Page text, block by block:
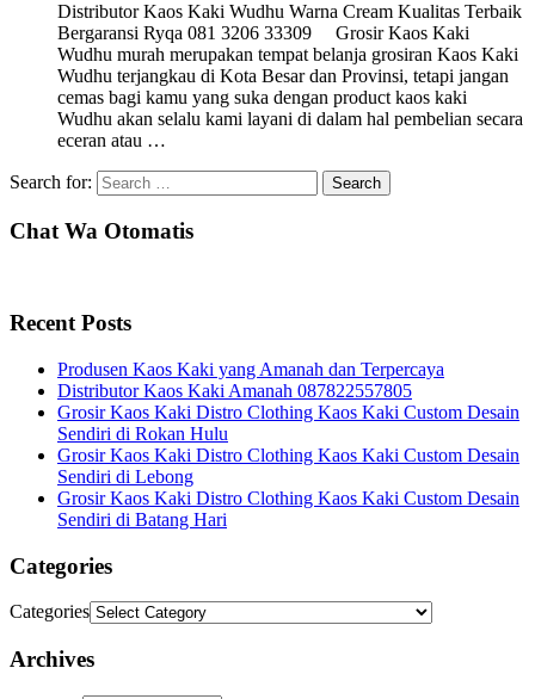
Distributor Kaos Kaki Wudhu Warna Cream Kualitas Terbaik
Bergaransi Ryqa 081 3206 33309 Grosir Kaos Kaki
Wudhu murah merupakan tempat belanja grosiran Kaos Kaki
Wudhu terjangkau di Kota Besar dan Provinsi, tetapi jangan
cemas bagi kamu yang suka dengan product kaos kaki
Wudhu akan selalu kami layani di dalam hal pembelian secara
eceran atau …
Search for:
Chat Wa Otomatis
Recent Posts
Produsen Kaos Kaki yang Amanah dan Terpercaya
Distributor Kaos Kaki Amanah 087822557805
Grosir Kaos Kaki Distro Clothing Kaos Kaki Custom Desain
Sendiri di Rokan Hulu
Grosir Kaos Kaki Distro Clothing Kaos Kaki Custom Desain
Sendiri di Lebong
Grosir Kaos Kaki Distro Clothing Kaos Kaki Custom Desain
Sendiri di Batang Hari
Categories
Categories
Archives